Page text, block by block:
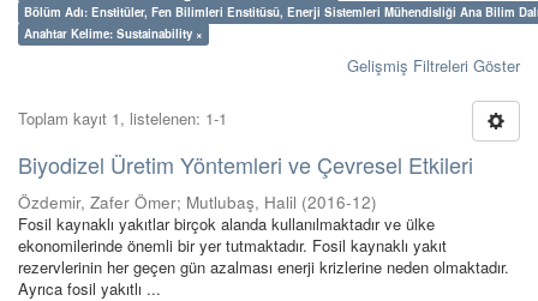
Bölüm Adı: Enstitüler, Fen Bilimleri Enstitüsü, Enerji Sistemleri Mühendisliği Ana Bilim
Anahtar Kelime: Sustainability ×
Gelişmiş Filtreleri Göster
Toplam kayıt 1, listelenen: 1-1
Biyodizel Üretim Yöntemleri ve Çevresel Etkileri
Özdemir, Zafer Ömer; Mutlubaş, Halil (2016-12)
Fosil kaynaklı yakıtlar birçok alanda kullanılmaktadır ve ülke
ekonomilerinde önemli bir yer tutmaktadır. Fosil kaynaklı yakıt
rezervlerinin her geçen gün azalması enerji krizlerine neden olmaktadır.
Ayrıca fosil yakıtlı ...